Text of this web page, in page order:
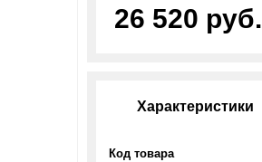
26 520 руб.
Характеристики
Код товара